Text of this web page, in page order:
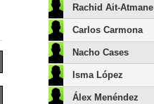
Rachid Ait-Atmane
Carlos Carmona
Nacho Cases
Isma López
Álex Menéndez